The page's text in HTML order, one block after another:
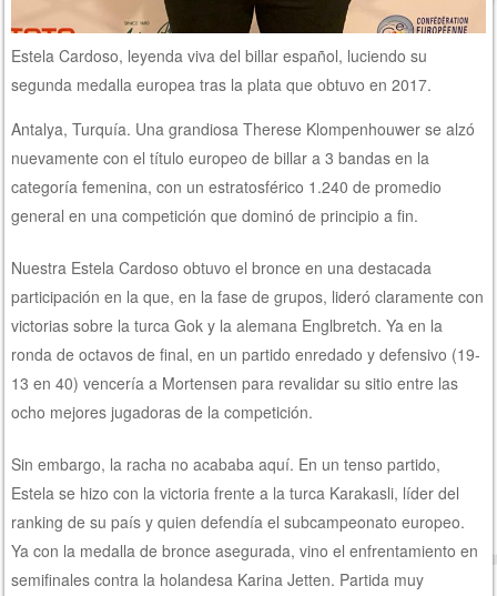
Estela Cardoso, leyenda viva del billar español, luciendo su
segunda medalla europea tras la plata que obtuvo en 2017.
Antalya, Turquía. Una grandiosa Therese Klompenhouwer se alzó
nuevamente con el título europeo de billar a 3 bandas en la
categoría femenina, con un estratosférico 1.240 de promedio
general en una competición que dominó de principio a fin.
Nuestra Estela Cardoso obtuvo el bronce en una destacada
participación en la que, en la fase de grupos, lideró claramente con
victorias sobre la turca Gok y la alemana Englbretch. Ya en la
ronda de octavos de final, en un partido enredado y defensivo (19-
13 en 40) vencería a Mortensen para revalidar su sitio entre las
ocho mejores jugadoras de la competición.
Sin embargo, la racha no acababa aquí. En un tenso partido,
Estela se hizo con la victoria frente a la turca Karakasli, líder del
ranking de su país y quien defendía el subcampeonato europeo.
Ya con la medalla de bronce asegurada, vino el enfrentamiento en
semifinales contra la holandesa Karina Jetten. Partida muy